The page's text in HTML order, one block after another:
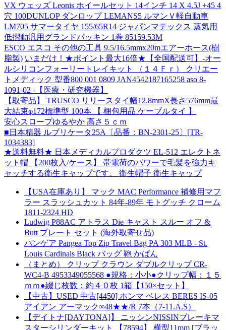
VX ウェッズ Leonis ホイールセット 14インチ 14 X 4.5J +45 4
穴 100DUNLOP ダンロップ LEMANS5 ルマンＶ軽自動車
LM705 サマータイヤ 155/65R14 ジャパンマテックス 蒸気用
低摺動汎用グランドパッキン 1巻 85159.53M
ESCO エスコ その他の工具 9.5/16.5mmx20mエアーホース(樹
脂製) いまだけ！★ポイント最大16倍★【全国配送可】-オー
ルシリコンフォーリートレイキット （１４Ｆｒ） クリエー
トメディック 型番800 001 0809 JAN4542187165258 aso 8-
1091-02 -【医療・研究機器】
【取寄品】 TRUSCO リリースタイ幅12.8mmX長さ576mm最
大結束φ172標準型 100本 【 梱包用品 ケーブルタイ 】
安心スロープゆるやか 高さ５ｃｍ
■日本精器 ルブリケータ25A〔品番：BN-2301-25〕[TR-
1034383]
★送料無料★ 日本メディカルプロダクツ EL-512 エレクトネ
ット帽 【200枚入/ケース】 帯電荷のパワーで毛髪を強力キ
ャッチする衛生キャップです。 衛生帽子 衛生キャップ
【USA在庫あり】 マック MAC Performance 補修用マフ
ラー スラッシュカット 84年-89年 モトグッチ クローム
1811-2324 HD
Ludwig P88AC アトラス Die キャスト スルー オフ &
Butt プレート セット (海外取寄せ品)
パンゲア Pangea Top Zip Travel Bag PA 303 MLB - St.
Louis Cardinals Black バッグ 鞄 かばん
（まとめ） クリップ クラウン ダブルクリップ CR-
WC4-B 4953349055568 ●規格：小小●クリップ幅：１５
ｍｍ●綴じ枚数：約４０枚 1箱【150×セット】
【中古】USED 中古[4450] ホンマ ベレス BERES IS-05
アイアン アーマック∞48★★/R 7本（7-11.A.S）
【デイトナ[DAYTONA]】 ニッシンNISSINブレーキマ
スターシリンダーキット 【78594】 横型11mm [ブラッ